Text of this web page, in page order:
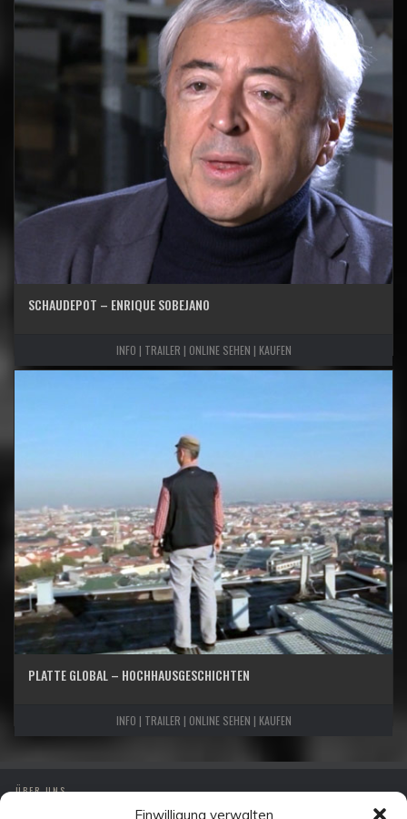
Einwilligung verwalten
SCHAUDEPOT – ENRIQUE SOBEJANO
INFO | TRAILER | ONLINE SEHEN | KAUFEN
PLATTE GLOBAL – HOCHHAUSGESCHICHTEN
INFO | TRAILER | ONLINE SEHEN | KAUFEN
ÜBER UNS